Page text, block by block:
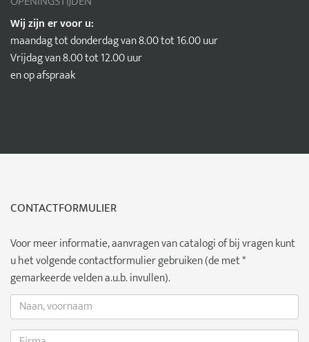
Wij zijn er voor u:
maandag tot donderdag van 8.00 tot 16.00 uur
Vrijdag van 8.00 tot 12.00 uur
en op afspraak
CONTACTFORMULIER
Voor meer informatie, aanvragen van catalogi of bij vragen kunt
u het volgende contactformulier gebruiken (de met *
gemarkeerde velden a.u.b. invullen).